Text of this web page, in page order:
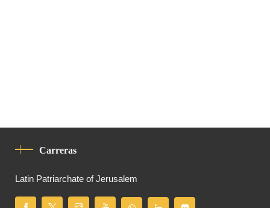
Carreras
Latin Patriarchate of Jerusalem